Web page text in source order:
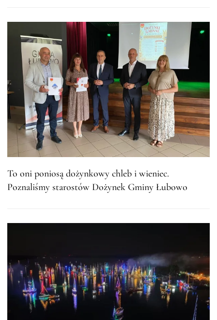
To oni poniosą dożynkowy chleb i wieniec.
Poznaliśmy starostów Dożynek Gminy Łubowo